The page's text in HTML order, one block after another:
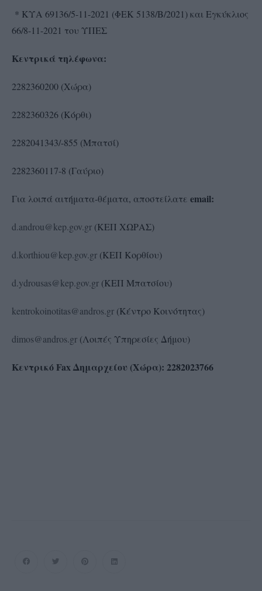
* ΚΥΑ 69136/5-11-2021 (ΦΕΚ 5138/Β/2021) και Εγκύκλιος
66/8-11-2021 του ΥΠΕΣ
Κεντρικά τηλέφωνα:
2282360200 (Χώρα)
2282360326 (Κόρθι)
2282041343/-855 (Μπατσί)
2282360117-8 (Γαύριο)
Για λοιπά αιτήματα-θέματα, αποστείλατε email:
d.androu@kep.gov.gr (ΚΕΠ ΧΩΡΑΣ)
d.korthiou@kep.gov.gr (ΚΕΠ Κορθίου)
d.ydrousas@kep.gov.gr (ΚΕΠ Μπατσίου)
kentrokoinotitas@andros.gr (Κέντρο Κοινότητας)
dimos@andros.gr (Λοιπές Υπηρεσίες Δήμου)
Κεντρικό FaxΔημαρχείου (Χώρα): 2282023766